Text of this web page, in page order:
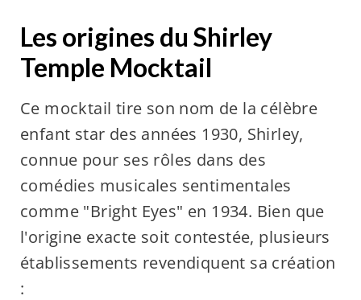
Les origines du Shirley
Temple Mocktail
Ce mocktail tire son nom de la célèbre
enfant star des années 1930, Shirley,
connue pour ses rôles dans des
comédies musicales sentimentales
comme "Bright Eyes" en 1934. Bien que
l'origine exacte soit contestée, plusieurs
établissements revendiquent sa création
: